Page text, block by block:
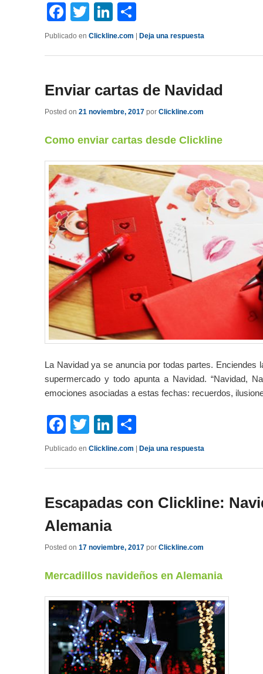
Facebook
TwitterLinkedIn
Publicado en Clickline.com | Deja una respuesta
Enviar cartas de Navidad
Posted on 21 noviembre, 2017 por Clickline.com
Como enviar cartas desde Clickline
La Navidad ya se anuncia por todas partes. Enciendes
supermercado y todo apunta a Navidad. “Navidad,
emociones asociadas a estas fechas: recuerdos,
Facebook
TwitterLinkedIn
Publicado en Clickline.com | Deja una respuesta
Escapadas con Clickline:
Alemania
Posted on 17 noviembre, 2017 por Clickline.com
Mercadillos navideños en Alemania